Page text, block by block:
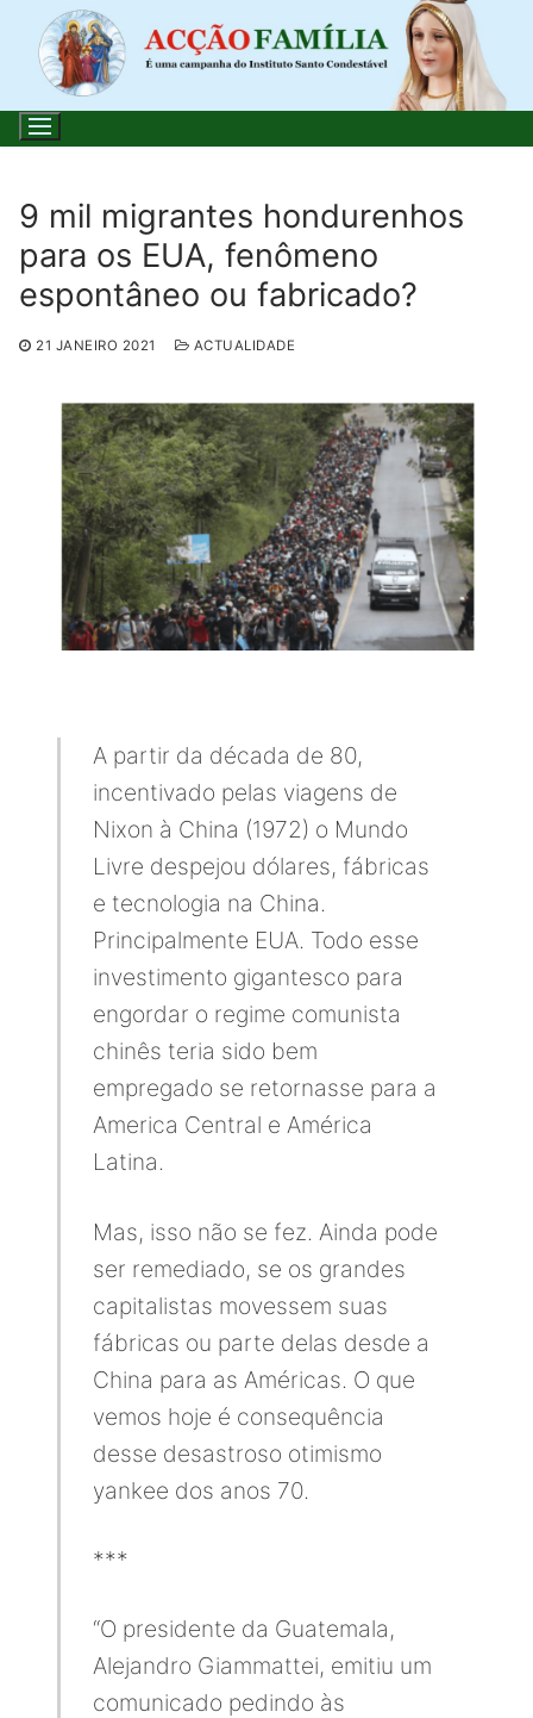
para
conteúdo
Pesquisar
por:
Início
Loja
Blog
Santo do Dia
Quem somos nós
9 mil migrantes hondurenhos
para os EUA, fenômeno
espontâneo ou fabricado?
21 JANEIRO 2021 ACTUALIDADE
A partir da década de 80,
incentivado pelas viagens de
Nixon à China (1972) o Mundo
Livre despejou dólares, fábricas
e tecnologia na China.
Principalmente EUA. Todo esse
investimento gigantesco para
engordar o regime comunista
chinês teria sido bem
empregado se retornasse para a
America Central e América
Latina.
Mas, isso não se fez. Ainda pode
ser remediado, se os grandes
capitalistas movessem suas
fábricas ou parte delas desde a
China para as Américas. O que
vemos hoje é consequência
desse desastroso otimismo
yankee dos anos 70.
***
“O presidente da Guatemala,
Alejandro Giammattei, emitiu um
comunicado pedindo às